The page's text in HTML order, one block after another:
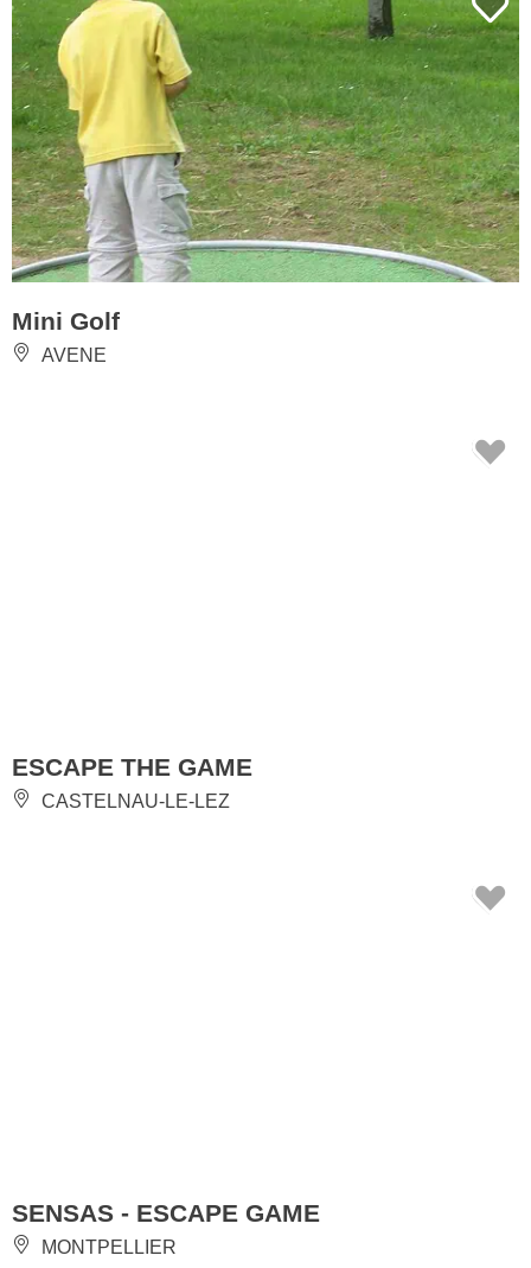
Mini Golf
AVENE
ESCAPE THE GAME
CASTELNAU-LE-LEZ
SENSAS - ESCAPE GAME
MONTPELLIER